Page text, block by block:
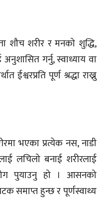
शौच शरीर र मनको शुद्धि,
गर्नु, स्वाध्याय वा
ईश्वरप्रति पूर्ण श्रद्धा राख्नु
भएका प्रत्येक नस, नाडी
लचिलो बनाई शरीरलाई
पुयाउनु हो । आसनको
समाप्त हुन्छ र पूर्णस्वाथ्य